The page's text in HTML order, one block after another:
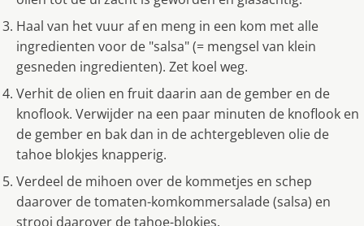
Haal van het vuur af en meng in een kom met alle
ingredienten voor de "salsa" (= mengsel van klein
gesneden ingredienten). Zet koel weg.
Verhit de olien en fruit daarin aan de gember en de
knoflook. Verwijder na een paar minuten de knoflook en
de gember en bak dan in de achtergebleven olie de
tahoe blokjes knapperig.
Verdeel de mihoen over de kommetjes en schep
daarover de tomaten-komkommersalade (salsa) en
strooi daarover de tahoe-blokjes.